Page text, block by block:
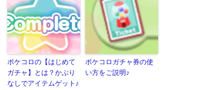
ポケコロの【はじめて
ガチャ】とは？かぶり
なしでアイテムゲット♪
ポケコロガチャ券の使
い方をご説明♪